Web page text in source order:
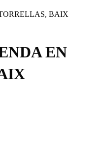
BAIX
EN